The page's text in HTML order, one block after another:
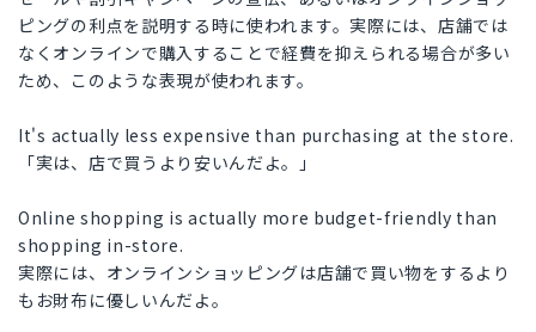
ピングの利点を説明する時に使われます。実際には、店舗では
なくオンラインで購入することで経費を抑えられる場合が多い
ため、このような表現が使われます。
It's actually less expensive than purchasing at the store.
「実は、店で買うより安いんだよ。」
Online shopping is actually more budget-friendly than
shopping in-store.
実際には、オンラインショッピングは店舗で買い物をするより
もお財布に優しいんだよ。